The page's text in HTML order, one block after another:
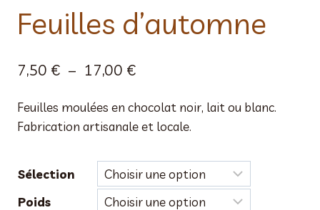
Feuilles d’automne
7,50 € – 17,00 €
prix :
à
17,00 €
Feuilles moulées en chocolat noir, lait ou blanc.
Fabrication artisanale et locale.
Sélection
Poids